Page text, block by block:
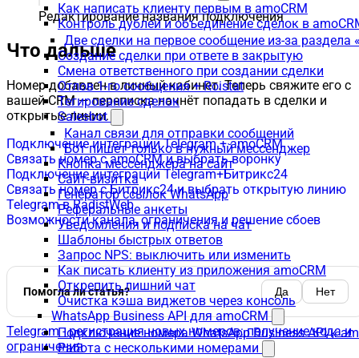
Как написать клиенту первым в amoCRM
Контроль дублей и объединение сделок в
Две сделки на первое сообщение из-за раздела
Создание сделки при ответе в закрытую
Смена ответственного при создании сделки
Отлов 1-го сообщения + Roistat
Тегирование сделок
Salesbot
Канал связи для отправки сообщений
Бот пишет только в нужный мессенджер
Кнопка мессенджера на сайт
Сайт-визитка
Генератор ссылок WhatsApp
Реферальные анкеты
Уведомления и подписка на чат
Шаблоны быстрых ответов
Запрос NPS: выключить или изменить
Как писать клиенту из приложения amoCRM
Открепить лишний чат
Очистка кэша виджетов через консоль
WhatsApp Business API для amoCRM
Подключение номера WhatsApp Business API к
Работа с несколькими номерами
Редактирование названия подключения
Что дальше
Номер добавлен в личный кабинет. Теперь свяжите его с
вашей CRM — переписка начнёт попадать в сделки и
открытые линии.
Подключение интеграции Telegram + amoCRM
Связать номер с amoCRM и выбрать воронку
Подключение интеграции Telegram+Битрикс24
Связать номер с Битрикс24 и выбрать открытую линию
Telegram в RadistWeb
Возможности канала, ограничения и решение сбоев
Помогла ли статья? Да Нет
Telegram - регистрация новых номеров: получение кода и
ограничения